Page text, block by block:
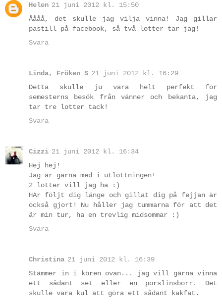
Helen 21 juni 2012 kl. 15:50
Åååå, det skulle jag vilja vinna! Jag gillar
pastill på facebook, så två lotter tar jag!
Svara
Linda, Fröken S 21 juni 2012 kl. 16:29
Detta skulle ju vara helt perfekt för
semesterns besök från vänner och bekanta, jag
tar tre lotter tack!
Svara
Cizzi 21 juni 2012 kl. 16:34
Hej hej!
Jag är gärna med i utlottningen!
2 lotter vill jag ha :)
HAr följt dig länge och gillat dig på fejjan är
också gjort! Nu håller jag tummarna för att det
är min tur, ha en trevlig midsommar :)
Svara
Christina 21 juni 2012 kl. 16:39
Stämmer in i kören ovan... jag vill gärna vinna
ett sådant set eller en porslinsborr. Det
skulle vara kul att göra ett sådant kakfat.